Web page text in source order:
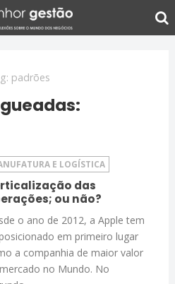
padrões
E LOGÍSTICA
das
ou não?
o ano de 2012, a Apple tem
em primeiro lugar
a companhia de maior valor
no Mundo. No